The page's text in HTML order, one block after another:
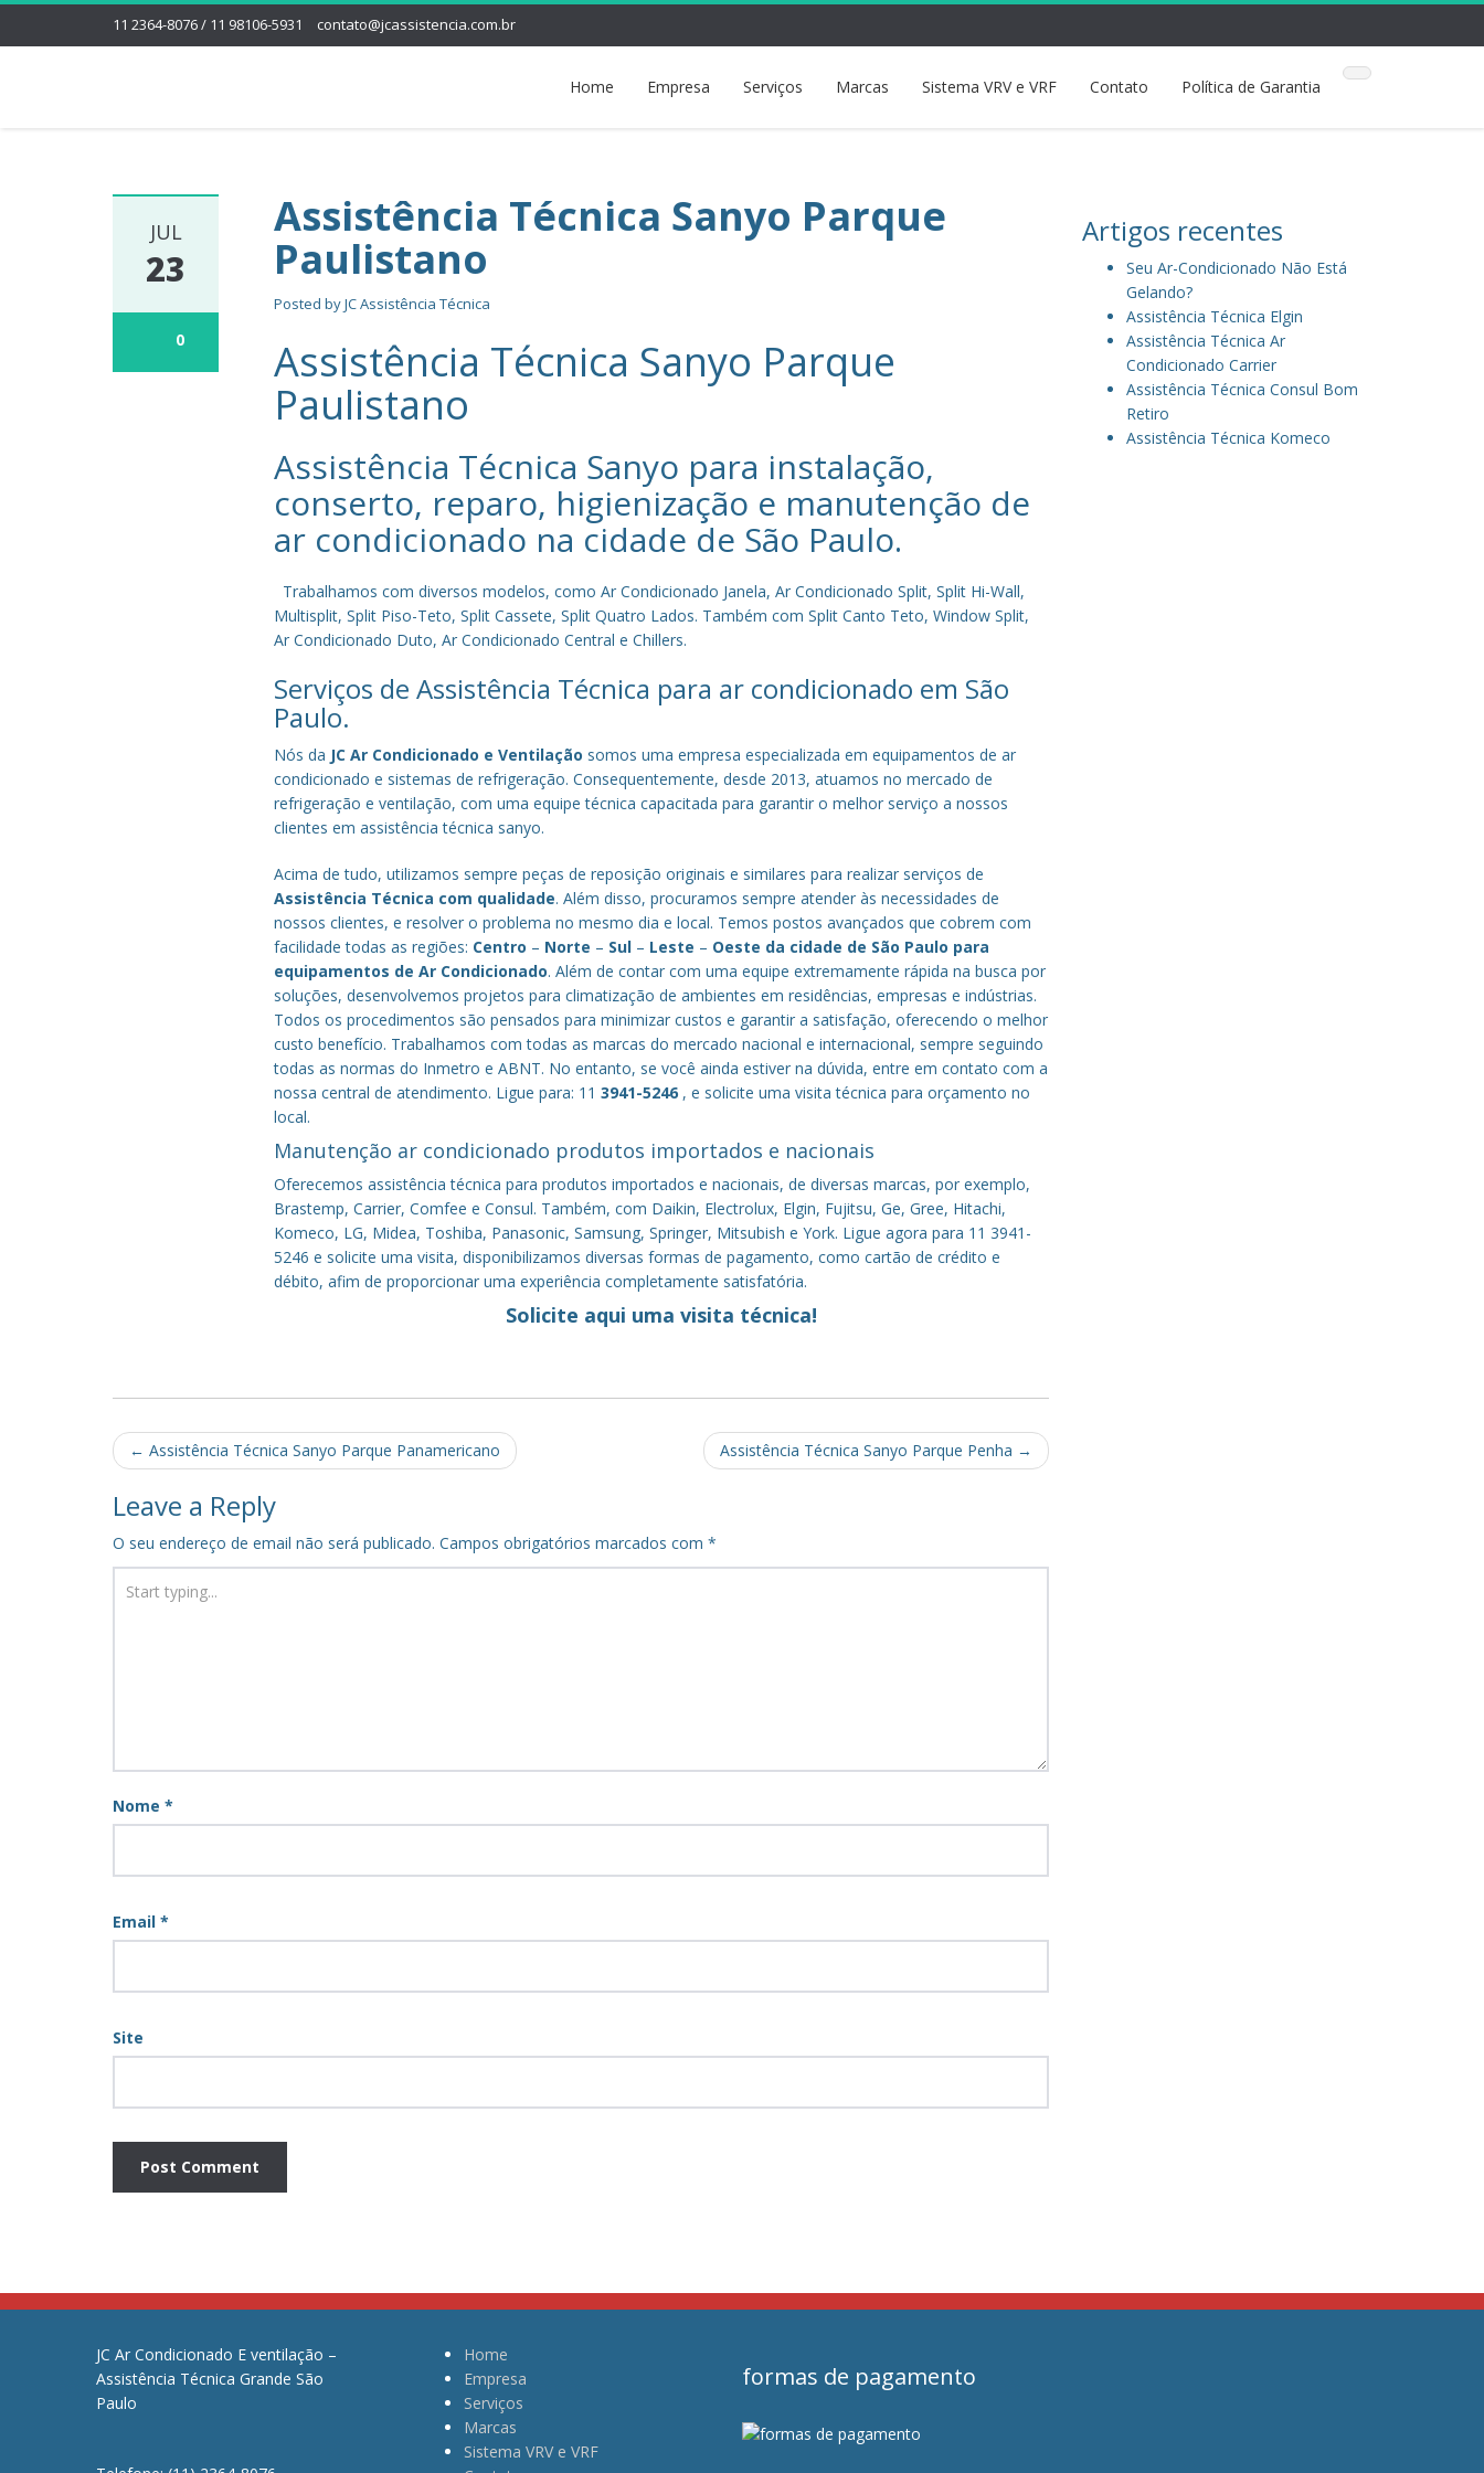
11 2364-8076 / 11 98106-5931 contato@jcassistencia.com.br
Home Empresa Serviços Marcas Sistema VRV e VRF Contato Política de Garantia
JUL
23
0
Assistência Técnica Sanyo Parque
Paulistano
Posted byJC Assistência Técnica
Assistência Técnica Sanyo Parque
Paulistano
Assistência Técnica Sanyo‎ para instalação,
conserto, reparo, higienização e manutenção de
ar condicionado na cidade de São Paulo.
Trabalhamos com diversos modelos, como Ar Condicionado Janela, Ar Condicionado Split, Split Hi-Wall,
Multisplit, Split Piso-Teto, Split Cassete, Split Quatro Lados. Também com Split Canto Teto, Window Split,
Ar Condicionado Duto, Ar Condicionado Central e Chillers.
Serviços de Assistência Técnica para ar condicionado em São
Paulo.
Nós da JC Ar Condicionado e Ventilação somos uma empresa especializada em equipamentos de ar
condicionado e sistemas de refrigeração. Consequentemente, desde 2013, atuamos no mercado de
refrigeração e ventilação, com uma equipe técnica capacitada para garantir o melhor serviço a nossos
clientes em assistência técnica sanyo.
Acima de tudo, utilizamos sempre peças de reposição originais e similares para realizar serviços de
Assistência Técnica com qualidade. Além disso, procuramos sempre atender às necessidades de
nossos clientes, e resolver o problema no mesmo dia e local. Temos postos avançados que cobrem com
facilidade todas as regiões: Centro – Norte – Sul – Leste – Oeste da cidade de São Paulo para
equipamentos de Ar Condicionado. Além de contar com uma equipe extremamente rápida na busca por
soluções, desenvolvemos projetos para climatização de ambientes em residências, empresas e indústrias.
Todos os procedimentos são pensados para minimizar custos e garantir a satisfação, oferecendo o melhor
custo benefício. Trabalhamos com todas as marcas do mercado nacional e internacional, sempre seguindo
todas as normas do Inmetro e ABNT. No entanto, se você ainda estiver na dúvida, entre em contato com a
nossa central de atendimento. Ligue para: 113941-5246 , e solicite uma visita técnica para orçamento no
local.
Manutenção ar condicionado produtos importados e nacionais
Oferecemos assistência técnica para produtos importados e nacionais, de diversas marcas, por exemplo,
Brastemp, Carrier, Comfee e Consul. Também, com Daikin, Electrolux, Elgin, Fujitsu, Ge, Gree, Hitachi,
Komeco, LG, Midea, Toshiba, Panasonic, Samsung, Springer, Mitsubish e York. Ligue agora para 11 3941-
5246 e solicite uma visita, disponibilizamos diversas formas de pagamento, como cartão de crédito e
débito, afim de proporcionar uma experiência completamente satisfatória.
Solicite aqui uma visita técnica!
Post
navigation
← Assistência Técnica Sanyo Parque Panamericano Assistência Técnica Sanyo Parque Penha →
Leave a Reply
O seu endereço de email não será publicado. Campos obrigatórios marcados com *
Nome *
Email *
Site
Artigos recentes
Seu Ar-Condicionado Não Está
Gelando?
Assistência Técnica Elgin
Assistência Técnica Ar
Condicionado Carrier
Assistência Técnica Consul Bom
Retiro
Assistência Técnica Komeco
JC Ar Condicionado E ventilação –
Assistência Técnica Grande São
Paulo
Home
Empresa
Serviços
Marcas
Sistema VRV e VRF
formas de pagamento